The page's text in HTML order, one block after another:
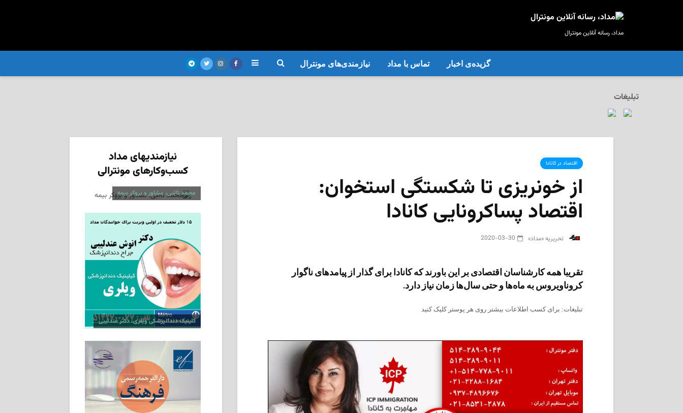
مداد، رسانه آنلاین مونترال
گزیده‌ی‌ اخبار تماس با مداد نیازمندی‌های مونترال
تبلیغات
اقتصاد در کانادا
از خونریزی تا شکستگی استخوان:
اقتصاد پساکرونایی کانادا
‌ تحریریه «مداد» 2020-03-30
تقریبا همه کارشناسان اقتصادی بر این باورند که کانادا برای گذار از پیامدهای ناگوار
کروناویروس به ماه‌ها و حتی سال‌ها زمان نیاز دارد.
تبلیغات: برای کسب اطلاعات بیشتر روی هر پوستر کلیک کنید
نیازمندیهای مداد
کسب‌وکارهای مونترالی
محمد تائبی، مشاور و بروکر بیمه
کلینیک دندانپزشکی ویلری، دکتر عندلیبی